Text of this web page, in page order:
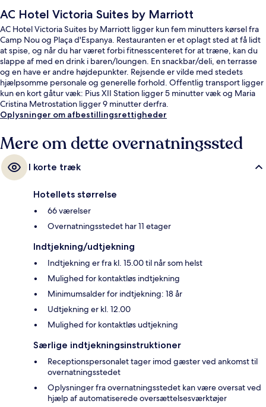
AC Hotel Victoria Suites by Marriott
AC Hotel Victoria Suites by Marriott ligger kun fem minutters kørsel fra
Camp Nou og Plaça d'Espanya. Restauranten er et oplagt sted at få lidt
at spise, og når du har været forbi fitnesscenteret for at træne, kan du
slappe af med en drink i baren/loungen. En snackbar/deli, en terrasse
og en have er andre højdepunkter. Rejsende er vilde med stedets
hjælpsomme personale og generelle forhold. Offentlig transport ligger
kun en kort gåtur væk: Pius XII Station ligger 5 minutter væk og Maria
Cristina Metrostation ligger 9 minutter derfra.
Oplysninger om afbestillingsrettigheder
Mere om dette overnatningssted
I korte træk
Hotellets størrelse
66 værelser
Overnatningsstedet har 11 etager
Indtjekning/udtjekning
Indtjekning er fra kl. 15.00 til når som helst
Mulighed for kontaktløs indtjekning
Minimumsalder for indtjekning: 18 år
Udtjekning er kl. 12.00
Mulighed for kontaktløs udtjekning
Særlige indtjekningsinstruktioner
Receptionspersonalet tager imod gæster ved ankomst til
overnatningsstedet
Oplysninger fra overnatningsstedet kan være oversat ved
hjælp af automatiserede oversættelsesværktøjer